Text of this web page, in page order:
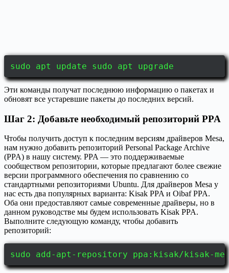
sudo apt update sudo apt upgrade
Эти команды получат последнюю информацию о пакетах и
обновят все устаревшие пакеты до последних версий.
Шаг 2: Добавьте необходимый репозиторий PPA
Чтобы получить доступ к последним версиям драйверов Mesa,
нам нужно добавить репозиторий Personal Package Archive
(PPA) в нашу систему. PPA — это поддерживаемые
сообществом репозитории, которые предлагают более свежие
версии программного обеспечения по сравнению со
стандартными репозиториями Ubuntu. Для драйверов Mesa у
нас есть два популярных варианта: Kisak PPA и Oibaf PPA.
Оба они предоставляют самые современные драйверы, но в
данном руководстве мы будем использовать Kisak PPA.
Выполните следующую команду, чтобы добавить
репозиторий:
sudo add-apt-repository ppa:kisak/kisak-